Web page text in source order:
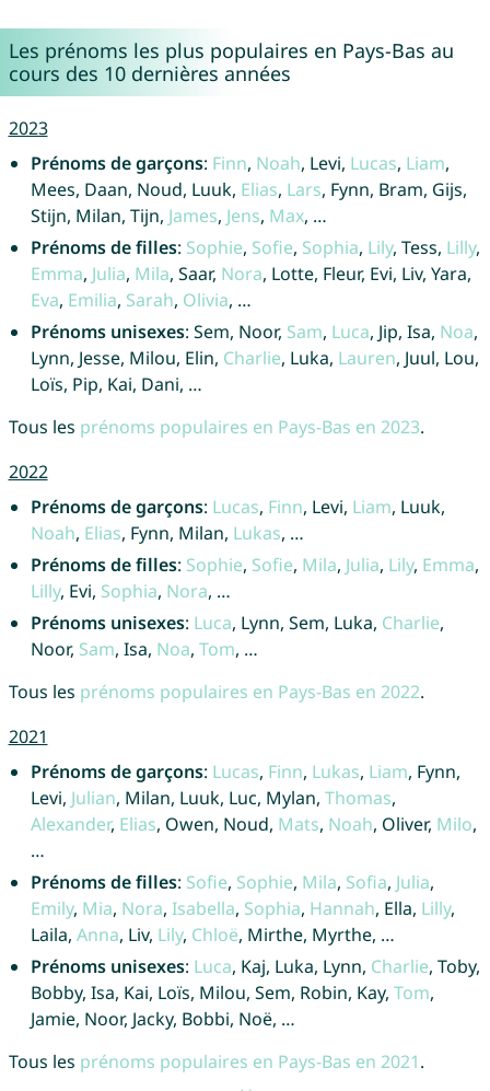
Les prénoms les plus populaires en Pays-Bas au
cours des 10 dernières années
2023
Prénoms de garçons: Finn, Noah, Levi, Lucas, Liam,
Mees, Daan, Noud, Luuk, Elias, Lars, Fynn, Bram, Gijs,
Stijn, Milan, Tijn, James, Jens, Max, …
Prénoms de filles: Sophie, Sofie, Sophia, Lily, Tess, Lilly,
Emma, Julia, Mila, Saar, Nora, Lotte, Fleur, Evi, Liv, Yara,
Eva, Emilia, Sarah, Olivia, …
Prénoms unisexes: Sem, Noor, Sam, Luca, Jip, Isa, Noa,
Lynn, Jesse, Milou, Elin, Charlie, Luka, Lauren, Juul, Lou,
Loïs, Pip, Kai, Dani, …
Tous les prénoms populaires en Pays-Bas en 2023.
2022
Prénoms de garçons: Lucas, Finn, Levi, Liam, Luuk,
Noah, Elias, Fynn, Milan, Lukas, …
Prénoms de filles: Sophie, Sofie, Mila, Julia, Lily, Emma,
Lilly, Evi, Sophia, Nora, …
Prénoms unisexes: Luca, Lynn, Sem, Luka, Charlie,
Noor, Sam, Isa, Noa, Tom, …
Tous les prénoms populaires en Pays-Bas en 2022.
2021
Prénoms de garçons: Lucas, Finn, Lukas, Liam, Fynn,
Levi, Julian, Milan, Luuk, Luc, Mylan, Thomas,
Alexander, Elias, Owen, Noud, Mats, Noah, Oliver, Milo,
…
Prénoms de filles: Sofie, Sophie, Mila, Sofia, Julia,
Emily, Mia, Nora, Isabella, Sophia, Hannah, Ella, Lilly,
Laila, Anna, Liv, Lily, Chloë, Mirthe, Myrthe, …
Prénoms unisexes: Luca, Kaj, Luka, Lynn, Charlie, Toby,
Bobby, Isa, Kai, Loïs, Milou, Sem, Robin, Kay, Tom,
Jamie, Noor, Jacky, Bobbi, Noë, …
Tous les prénoms populaires en Pays-Bas en 2021.